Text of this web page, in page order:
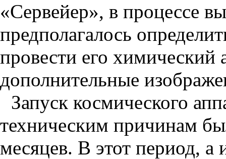
«Сервейер», в процессе
предполагалось
провести его химический
дополнительные
Запуск космического
техническим причинам
месяцев. В этот период, а